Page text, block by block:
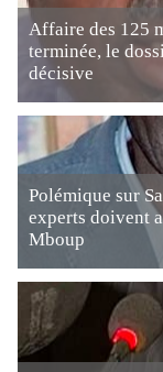
Affaire des 125
terminée, le
décisive
Polémique sur
experts doivent
Mboup